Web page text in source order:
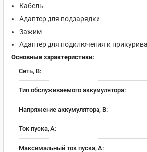
Кабель
Адаптер для подзарядки
Зажим
Адаптер для подключения к
Основные характеристики:
Сеть, В:
Тип обслуживаемого аккумулятора:
Напряжение аккумулятора, В:
Ток пуска, А:
Максимальный ток пуска, А: